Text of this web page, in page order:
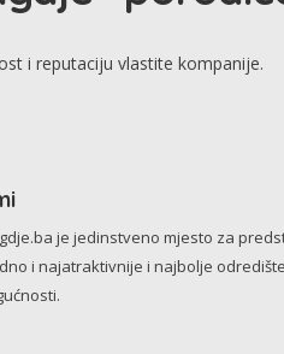
i reputaciju vlastite kompanije.
je jedinstveno mjesto za
i najatraktivnije i najbolje